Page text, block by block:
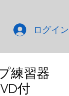
ログイン
練習器
付